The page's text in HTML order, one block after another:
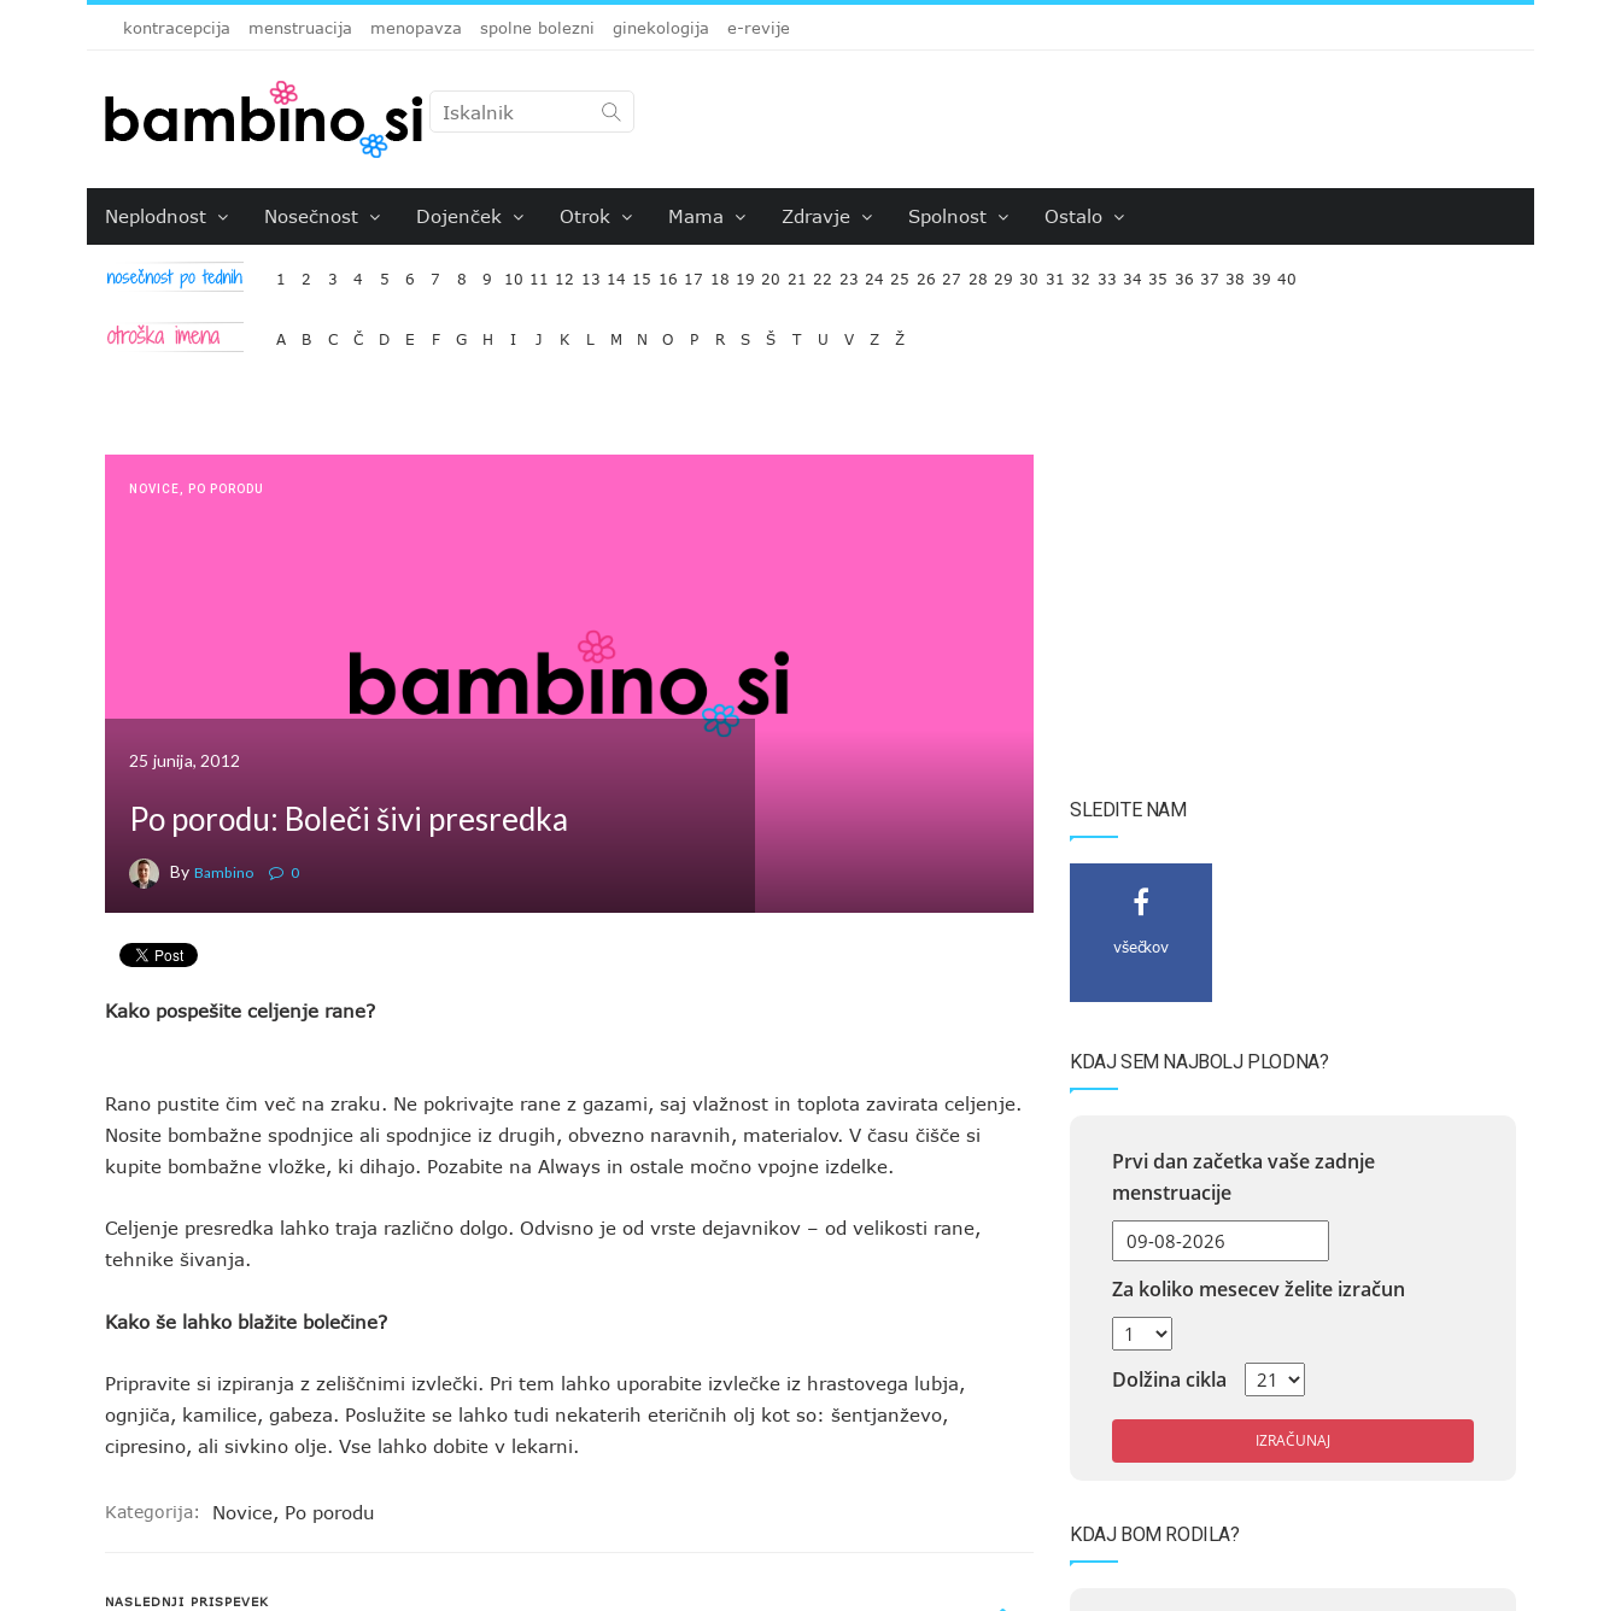
kontracepcija menstruacija menopavza spolne bolezni ginekologija e-revije
Neplodnost Nosečnost Dojenček Otrok Mama Zdravje Spolnost Ostalo
1 2 3 4 5 6 7 8 9 10 11 12 13 14 15 16 17 18 19 20 21 22 23 24 25 26 27 28 29 30 31 32 33 34 35 36 37 38 39 40
A B C Č D E F G H I J K L M N O P R S Š T U V Z Ž
NOVICE PO PORODU
25 junija, 2012
Po porodu: Boleči šivi presredka
By Bambino 0
Kako pospešite celjenje rane?
Rano pustite čim več na zraku. Ne pokrivajte rane z gazami, saj vlažnost in toplota zavirata celjenje.
Nosite bombažne spodnjice ali spodnjice iz drugih, obvezno naravnih, materialov. V času čišče si
kupite bombažne vložke, ki dihajo. Pozabite na Always in ostale močno vpojne izdelke.
Celjenje presredka lahko traja različno dolgo. Odvisno je od vrste dejavnikov – od velikosti rane,
tehnike šivanja.
Kako še lahko blažite bolečine?
Pripravite si izpiranja z zeliščnimi izvlečki. Pri tem lahko uporabite izvlečke iz hrastovega lubja,
ognjiča, kamilice, gabeza. Poslužite se lahko tudi nekaterih eteričnih olj kot so: šentjanževo,
cipresino, ali sivkino olje. Vse lahko dobite v lekarni.
Kategorija: Novice, Po porodu
NASLEDNJI PRISPEVEK
SLEDITE NAM
všečkov
KDAJ SEM NAJBOLJ PLODNA?
Prvi dan začetka vaše zadnje
menstruacije
Za koliko mesecev želite izračun
Dolžina cikla
IZRAČUNAJ
KDAJ BOM RODILA?